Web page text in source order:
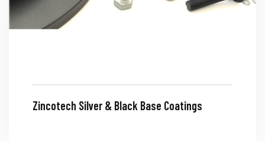
Zincotech Silver & Black Base Coatings